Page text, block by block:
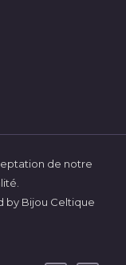
de notre
by Bijou Celtique